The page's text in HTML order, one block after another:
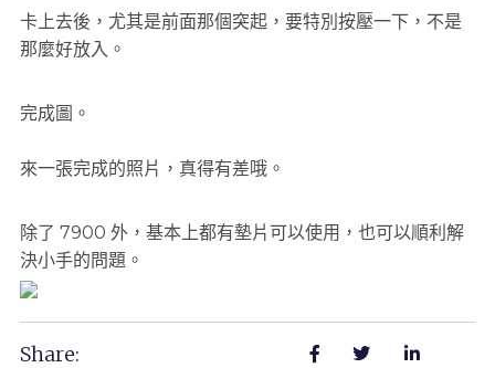
卡上去後，尤其是前面那個突起，要特別按壓一下，不是
那麼好放入。
完成圖。
來一張完成的照片，真得有差哦。
除了 7900 外，基本上都有墊片可以使用，也可以順利解
決小手的問題。
Share: